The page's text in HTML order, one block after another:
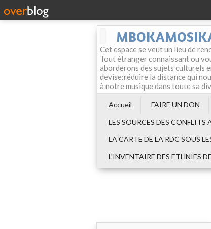
Cet espace se veut un lieu de
Tout étranger connaissant ou
aborderons des sujets culturels
devise:réduire la distance qui
à notre musique dans toute sa
Accueil FAIRE UN DON
LES SOURCES DES CONFLITS
LA CARTE DE LA RDC SOUS
L'INVENTAIRE DES ETHNIES